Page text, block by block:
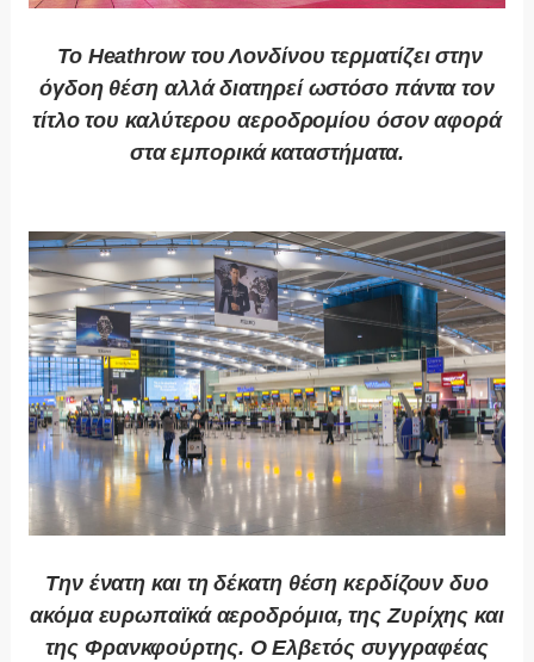
To Heathrow του Λονδίνου τερματίζει στην
όγδοη θέση αλλά διατηρεί ωστόσο πάντα τον
τίτλο του καλύτερου αεροδρομίου όσον αφορά
στα εμπορικά καταστήματα.
Την ένατη και τη δέκατη θέση κερδίζουν δυο
ακόμα ευρωπαϊκά αεροδρόμια, της Ζυρίχης και
της Φρανκφούρτης. Ο Ελβετός συγγραφέας